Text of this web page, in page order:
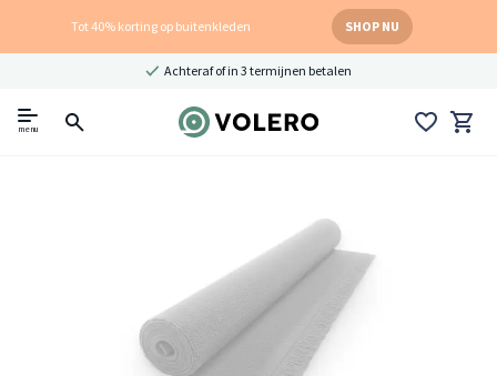
Tot 40% korting op buitenkleden SHOP NU
Achteraf of in 3 termijnen betalen
menu